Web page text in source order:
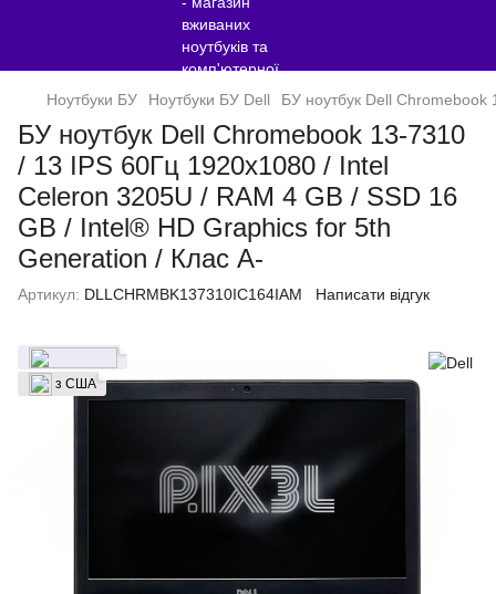
Ноутбуки БУ Ноутбуки БУ Dell БУ ноутбук Dell
БУ ноутбук Dell Chromebook 13-7310
/ 13 IPS 60Гц 1920x1080 / Intel
Celeron 3205U / RAM 4 GB / SSD 16
GB / Intel® HD Graphics for 5th
Generation / Клас A-
Артикул: DLLCHRMBK137310IC164IAM Написати відгук
з США